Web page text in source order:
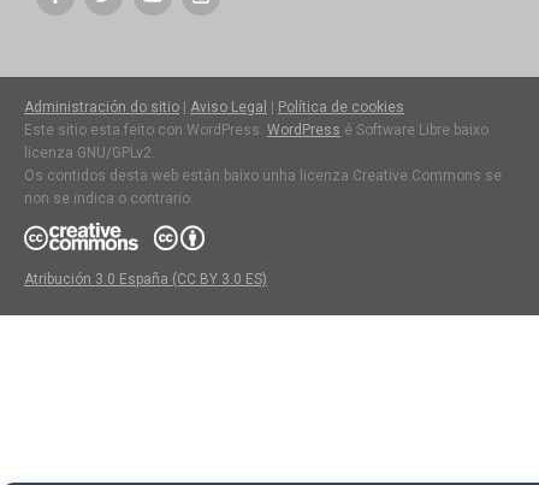
Administración do sitio Aviso Legal
Política de cookies
Este sitio esta feito con WordPress. WordPress é Software Libre baixo
licenza GNU/GPLv2.
Os contidos desta web están baixo unha licenza Creative Commons se
non se indica o contrario.
Atribución 3.0 España (CC BY 3.0 ES)